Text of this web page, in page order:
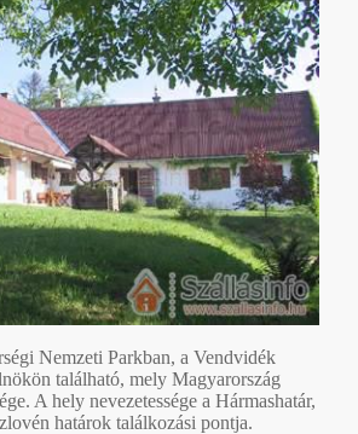
Nemzeti Parkban, a Vendvidék
található, mely Magyarország
A hely nevezetessége a Hármashatár,
határok találkozási pontja.